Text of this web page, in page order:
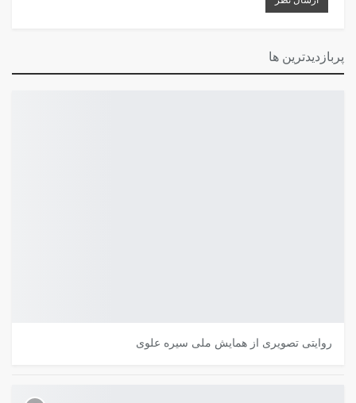
پربازدیدترین ها
روایتی تصویری از همایش ملی سیره علوی